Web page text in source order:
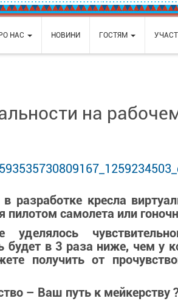
НАС НОВИНИ ГОСТЯМ
на
кресла
самолета или
уделялось
будет в 3 раза ниже, чем у
получить от
– Ваш путь к мейкерству